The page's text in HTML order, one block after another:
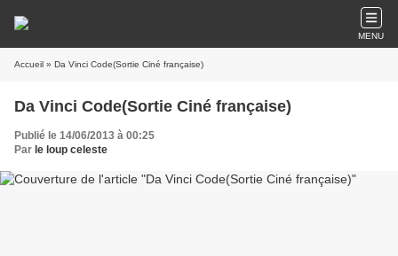
MENU
Accueil » Da Vinci Code(Sortie Ciné française)
Da Vinci Code(Sortie Ciné française)
Publié le 14/06/2013 à 00:25
Par le loup celeste